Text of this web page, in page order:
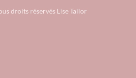
droits réservés Lise Tailor